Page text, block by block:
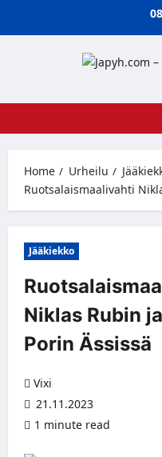
Home Urheilu
Ruotsalaismaalivahti
Jääkiekko
Niklas Rubin
Porin Ässissä
Vixi
21.11.2023
1 minute read